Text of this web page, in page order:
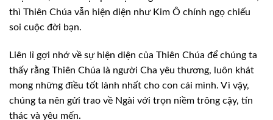
thì Thiên Chúa vẫn hiện diện như Kim Ô chính ngọ chiếu
soi cuộc đời bạn.
Liên lỉ gợi nhớ về sự hiện diện của Thiên Chúa để chúng ta
thấy rằng Thiên Chúa là người Cha yêu thương, luôn khát
mong những điều tốt lành nhất cho con cái mình. Vì vậy,
chúng ta nên gửi trao về Ngài với trọn niềm trông cậy, tín
thác và yêu mến.